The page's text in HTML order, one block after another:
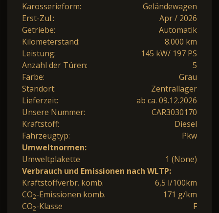
Karosserieform:
Geländewagen
Erst-Zul.:
Apr / 2026
Getriebe:
Automatik
Kilometerstand:
8.000 km
Leistung:
145 kW/ 197 PS
Anzahl der Türen:
5
Farbe:
Grau
Standort:
Zentrallager
Lieferzeit:
ab ca. 09.12.2026
Unsere Nummer:
CAR3030170
Kraftstoff:
Diesel
Fahrzeugtyp:
Pkw
Umweltnormen:
Umweltplakette
1 (None)
Verbrauch und Emissionen nach WLTP:
Kraftstoffverbr. komb.
6,5 l/100km
CO2-Emissionen komb.
171 g/km
CO2-Klasse F